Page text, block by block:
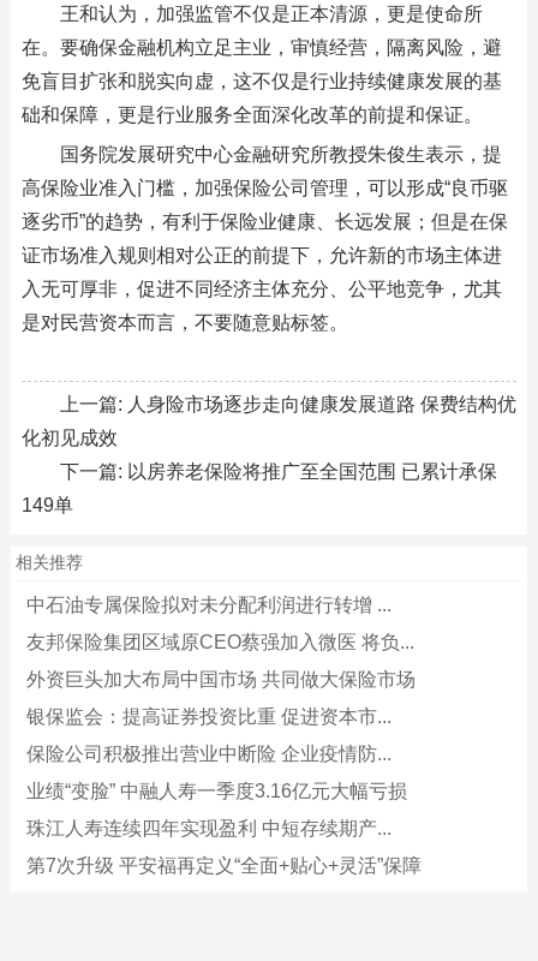
王和认为，加强监管不仅是正本清源，更是使命所
在。要确保金融机构立足主业，审慎经营，隔离风险，避
免盲目扩张和脱实向虚，这不仅是行业持续健康发展的基
础和保障，更是行业服务全面深化改革的前提和保证。
国务院发展研究中心金融研究所教授朱俊生表示，提
高保险业准入门槛，加强保险公司管理，可以形成“良币驱
逐劣币”的趋势，有利于保险业健康、长远发展；但是在保
证市场准入规则相对公正的前提下，允许新的市场主体进
入无可厚非，促进不同经济主体充分、公平地竞争，尤其
是对民营资本而言，不要随意贴标签。
上一篇: 人身险市场逐步走向健康发展道路 保费结构优
化初见成效
下一篇: 以房养老保险将推广至全国范围 已累计承保
149单
相关推荐
中石油专属保险拟对未分配利润进行转增 ...
友邦保险集团区域原CEO蔡强加入微医 将负...
外资巨头加大布局中国市场 共同做大保险市场
银保监会：提高证券投资比重 促进资本市...
保险公司积极推出营业中断险 企业疫情防...
业绩“变脸” 中融人寿一季度3.16亿元大幅亏损
珠江人寿连续四年实现盈利 中短存续期产...
第7次升级 平安福再定义“全面+贴心+灵活”保障